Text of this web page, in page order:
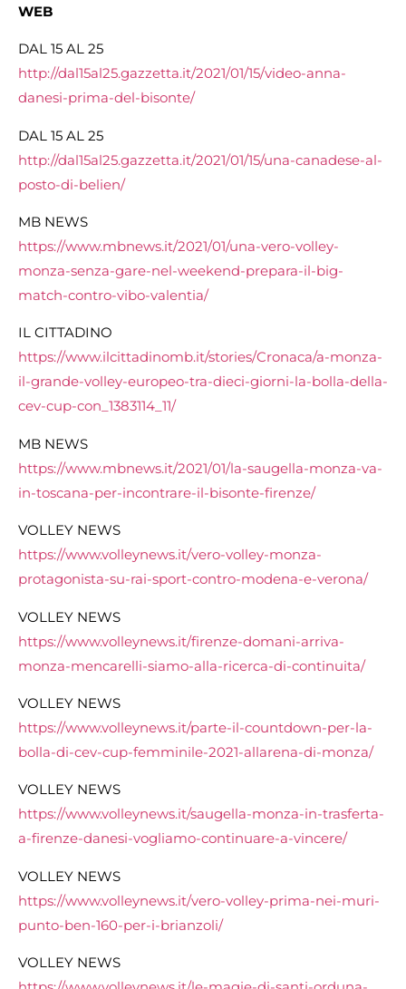
WEB
DAL 15 AL 25
http://dal15al25.gazzetta.it/2021/01/15/video-anna-
danesi-prima-del-bisonte/
DAL 15 AL 25
http://dal15al25.gazzetta.it/2021/01/15/una-canadese-al-
posto-di-belien/
MB NEWS
https://www.mbnews.it/2021/01/una-vero-volley-
monza-senza-gare-nel-weekend-prepara-il-big-
match-contro-vibo-valentia/
IL CITTADINO
https://www.ilcittadinomb.it/stories/Cronaca/a-monza-
il-grande-volley-europeo-tra-dieci-giorni-la-bolla-della-
cev-cup-con_1383114_11/
MB NEWS
https://www.mbnews.it/2021/01/la-saugella-monza-va-
in-toscana-per-incontrare-il-bisonte-firenze/
VOLLEY NEWS
https://www.volleynews.it/vero-volley-monza-
protagonista-su-rai-sport-contro-modena-e-verona/
VOLLEY NEWS
https://www.volleynews.it/firenze-domani-arriva-
monza-mencarelli-siamo-alla-ricerca-di-continuita/
VOLLEY NEWS
https://www.volleynews.it/parte-il-countdown-per-la-
bolla-di-cev-cup-femminile-2021-allarena-di-monza/
VOLLEY NEWS
https://www.volleynews.it/saugella-monza-in-trasferta-
a-firenze-danesi-vogliamo-continuare-a-vincere/
VOLLEY NEWS
https://www.volleynews.it/vero-volley-prima-nei-muri-
punto-ben-160-per-i-brianzoli/
VOLLEY NEWS